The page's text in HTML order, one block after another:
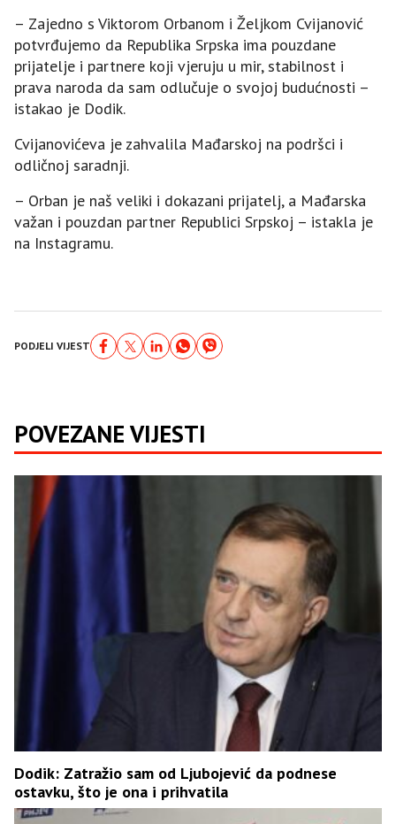
– Zajedno s Viktorom Orbanom i Željkom Cvijanović
potvrđujemo da Republika Srpska ima pouzdane
prijatelje i partnere koji vjeruju u mir, stabilnost i
prava naroda da sam odlučuje o svojoj budućnosti –
istakao je Dodik.
Cvijanovićeva je zahvalila Mađarskoj na podršci i
odličnoj saradnji.
– Orban je naš veliki i dokazani prijatelj, a Mađarska
važan i pouzdan partner Republici Srpskoj – istakla je
na Instagramu.
PODJELI VIJEST
POVEZANE VIJESTI
Dodik: Zatražio sam od Ljubojević da podnese
ostavku, što je ona i prihvatila